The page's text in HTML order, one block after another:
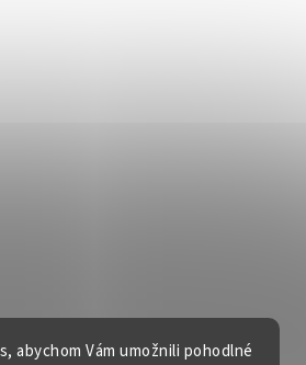
abychom Vám umožnili pohodlné